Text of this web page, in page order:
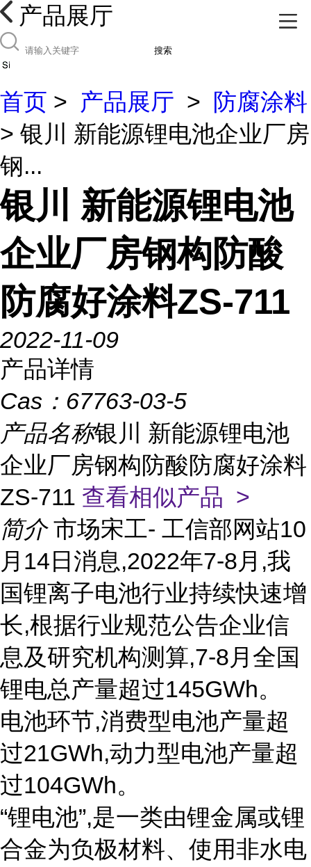
产品展厅
搜索
首页 > 产品展厅 >
防腐涂料
> 银川 新能源锂电池企业厂房
钢...
银川 新能源锂电池
企业厂房钢构防酸
防腐好涂料ZS-711
2022-11-09
产品详情
Cas： 67763-03-5
产品名称银川 新能源锂电池
企业厂房钢构防酸防腐好涂料
ZS-711 查看相似产品 >
简介 市场宋工- 工信部网站10
月14日消息,2022年7-8月,我
国锂离子电池行业持续快速增
长,根据行业规范公告企业信
息及研究机构测算,7-8月全国
锂电总产量超过145GWh。
电池环节,消费型电池产量超
过21GWh,动力型电池产量超
过104GWh。
“锂电池”,是一类由锂金属或锂
合金为负极材料、使用非水电